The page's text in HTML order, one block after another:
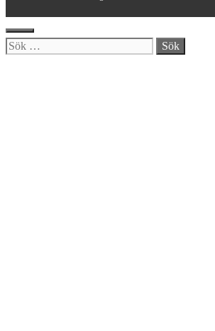
Stäng
Sök